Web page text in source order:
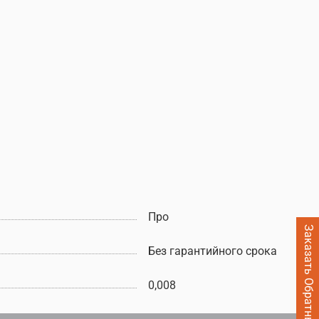
Про
Без гарантийного срока
0,008